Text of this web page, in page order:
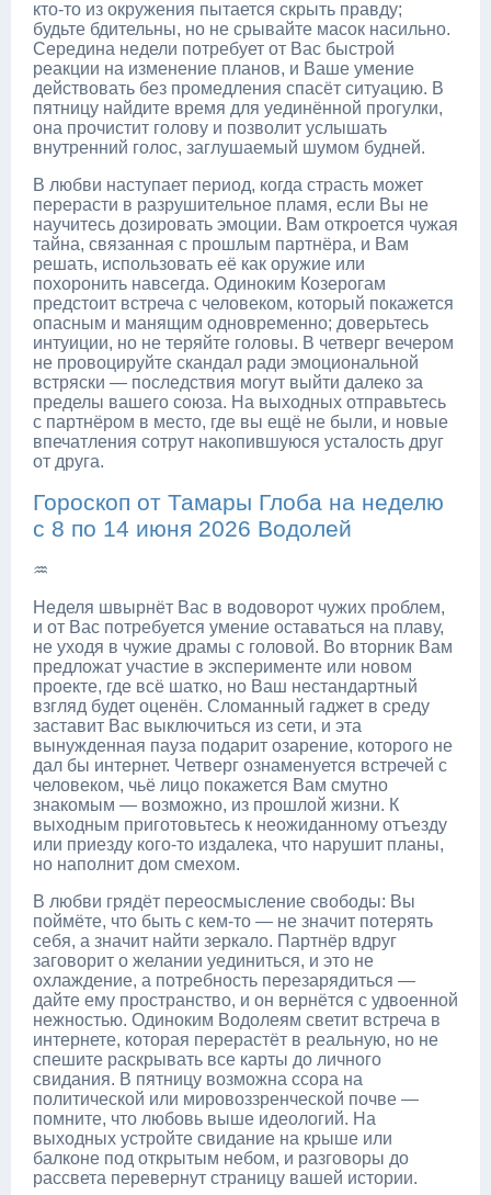
кто-то из окружения пытается скрыть правду;
будьте бдительны, но не срывайте масок насильно.
Середина недели потребует от Вас быстрой
реакции на изменение планов, и Ваше умение
действовать без промедления спасёт ситуацию. В
пятницу найдите время для уединённой прогулки,
она прочистит голову и позволит услышать
внутренний голос, заглушаемый шумом будней.
В любви наступает период, когда страсть может
перерасти в разрушительное пламя, если Вы не
научитесь дозировать эмоции. Вам откроется чужая
тайна, связанная с прошлым партнёра, и Вам
решать, использовать её как оружие или
похоронить навсегда. Одиноким Козерогам
предстоит встреча с человеком, который покажется
опасным и манящим одновременно; доверьтесь
интуиции, но не теряйте головы. В четверг вечером
не провоцируйте скандал ради эмоциональной
встряски — последствия могут выйти далеко за
пределы вашего союза. На выходных отправьтесь
с партнёром в место, где вы ещё не были, и новые
впечатления сотрут накопившуюся усталость друг
от друга.
Гороскоп от Тамары Глоба на неделю
с 8 по 14 июня 2026 Водолей
♒
Неделя швырнёт Вас в водоворот чужих проблем,
и от Вас потребуется умение оставаться на плаву,
не уходя в чужие драмы с головой. Во вторник Вам
предложат участие в эксперименте или новом
проекте, где всё шатко, но Ваш нестандартный
взгляд будет оценён. Сломанный гаджет в среду
заставит Вас выключиться из сети, и эта
вынужденная пауза подарит озарение, которого не
дал бы интернет. Четверг ознаменуется встречей с
человеком, чьё лицо покажется Вам смутно
знакомым — возможно, из прошлой жизни. К
выходным приготовьтесь к неожиданному отъезду
или приезду кого-то издалека, что нарушит планы,
но наполнит дом смехом.
В любви грядёт переосмысление свободы: Вы
поймёте, что быть с кем-то — не значит потерять
себя, а значит найти зеркало. Партнёр вдруг
заговорит о желании уединиться, и это не
охлаждение, а потребность перезарядиться —
дайте ему пространство, и он вернётся с удвоенной
нежностью. Одиноким Водолеям светит встреча в
интернете, которая перерастёт в реальную, но не
спешите раскрывать все карты до личного
свидания. В пятницу возможна ссора на
политической или мировоззренческой почве —
помните, что любовь выше идеологий. На
выходных устройте свидание на крыше или
балконе под открытым небом, и разговоры до
рассвета перевернут страницу вашей истории.